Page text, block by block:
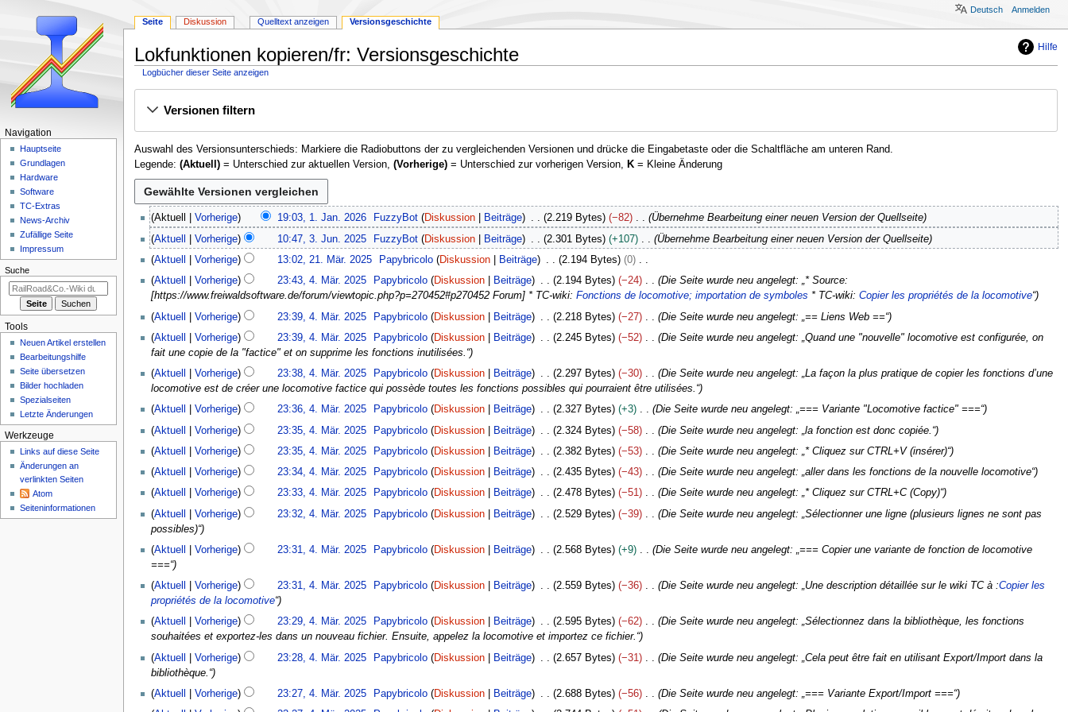
Hilfe
Lokfunktionen kopieren/fr: Versionsgeschichte
Logbücher dieser Seite anzeigen
Navigation
Suche Versionen filtern
Auswahl des Versionsunterschieds: Markiere die Radiobuttons der zu vergleichenden Versionen und drücke die Eingabetaste oder die Schaltfläche am unteren Rand.
Legende: (Aktuell)= Unterschied zur aktuellen Version, (Vorherige)= Unterschied zur vorherigen Version, K= Kleine Änderung
Aktuell Vorherige 19:03, 1. Jan. 2026 FuzzyBot Diskussion Beiträge 2.219 Bytes −82 Übernehme Bearbeitung einer neuen Version der Quellseite
Aktuell Vorherige 10:47, 3. Jun. 2025 FuzzyBot Diskussion Beiträge 2.301 Bytes +107 Übernehme Bearbeitung einer neuen Version der Quellseite
Aktuell Vorherige 13:02, 21. Mär. 2025 Papybricolo Diskussion Beiträge 2.194 Bytes
0
K
e
i
n
e
B
a
r
b
e
t
u
n
g
s
z
u
s
m
m
e
n
f
a
s
Aktuell Vorherige 23:43, 4. Mär. 2025 Papybricolo Diskussion Beiträge 2.194 Bytes −24
Die Seite wurde neu angelegt: „* Source:
[https://www.freiwaldsoftware.de/forum/viewtopic.php?p=270452#p270452 Forum] * TC-wiki: Fonctions de locomotive; importation de symboles * TC-wiki: Copier les propriétés de la locomotive“
Aktuell
Vorherige 23:39, 4. Mär. 2025 Papybricolo Diskussion Beiträge 2.218 Bytes −27
Die Seite wurde neu angelegt: „== Liens Web ==“
Aktuell
Vorherige 23:39, 4. Mär. 2025 Papybricolo Diskussion Beiträge 2.245 Bytes −52
Die Seite wurde neu angelegt: „Quand une "nouvelle" locomotive est configurée, on
fait une copie de la "factice" et on supprime les fonctions inutilisées.“
Aktuell
Vorherige 23:38, 4. Mär. 2025 Papybricolo Diskussion Beiträge 2.297 Bytes −30
Die Seite wurde neu angelegt: „La façon la plus pratique de copier les fonctions d’une
locomotive est de créer une locomotive factice qui possède toutes les fonctions possibles qui pourraient être utilisées.“
Aktuell
Vorherige 23:36, 4. Mär. 2025 Papybricolo Diskussion Beiträge 2.327 Bytes +3
Die Seite wurde neu angelegt: „=== Variante "Locomotive factice" ===“
Aktuell
Vorherige 23:35, 4. Mär. 2025 Papybricolo Diskussion Beiträge 2.324 Bytes −58
Die Seite wurde neu angelegt: „la fonction est donc copiée.“
Aktuell
Vorherige 23:35, 4. Mär. 2025 Papybricolo Diskussion Beiträge 2.382 Bytes −53
Die Seite wurde neu angelegt: „* Cliquez sur CTRL+V (insérer)“
Aktuell
Vorherige 23:34, 4. Mär. 2025 Papybricolo Diskussion Beiträge 2.435 Bytes −43
Die Seite wurde neu angelegt: „aller dans les fonctions de la nouvelle locomotive“
Aktuell
Vorherige 23:33, 4. Mär. 2025 Papybricolo Diskussion Beiträge 2.478 Bytes −51
Die Seite wurde neu angelegt: „* Cliquez sur CTRL+C (Copy)“
Aktuell
Vorherige 23:32, 4. Mär. 2025 Papybricolo Diskussion Beiträge 2.529 Bytes −39
Die Seite wurde neu angelegt: „Sélectionner une ligne (plusieurs lignes ne sont pas
possibles)“
Aktuell
Vorherige 23:31, 4. Mär. 2025 Papybricolo Diskussion Beiträge 2.568 Bytes +9
Die Seite wurde neu angelegt: „=== Copier une variante de fonction de locomotive
===“
Aktuell
Vorherige 23:31, 4. Mär. 2025 Papybricolo Diskussion Beiträge 2.559 Bytes −36 Die Seite wurde neu angelegt: „Une description détaillée sur le wiki TC à :Copier les
propriétés de la locomotive“
Aktuell
Vorherige 23:29, 4. Mär. 2025 Papybricolo Diskussion Beiträge 2.595 Bytes −62
Die Seite wurde neu angelegt: „Sélectionnez dans la bibliothèque, les fonctions
souhaitées et exportez-les dans un nouveau fichier. Ensuite, appelez la locomotive et importez ce fichier.“
Aktuell
Vorherige 23:28, 4. Mär. 2025 Papybricolo Diskussion Beiträge 2.657 Bytes −31
Die Seite wurde neu angelegt: „Cela peut être fait en utilisant Export/Import dans la
bibliothèque.“
Aktuell
Vorherige 23:27, 4. Mär. 2025 Papybricolo Diskussion Beiträge 2.688 Bytes −56
Die Seite wurde neu angelegt: „=== Variante Export/Import ===“
N
i
o
m
Seite Diskussion Quelltext anzeigen Versionsgeschichte
Deutsch Anmelden
Navigation
Hauptseite
Grundlagen
Hardware
Software
TC-Extras
News-Archiv
Zufällige Seite
Impressum
Suche
Tools
Neuen Artikel erstellen
Bearbeitungshilfe
Seite übersetzen
Bilder hochladen
Spezialseiten
Letzte Änderungen
Werkzeuge
Links auf diese Seite
Änderungen an
verlinkten Seiten
Atom
Seiten­­informationen